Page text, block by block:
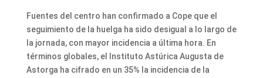
Fuentes del centro han confirmado a Cope que el
seguimiento de la huelga ha sido desigual a lo largo de
la jornada, con mayor incidencia a última hora. En
términos globales, el Instituto Astúrica Augusta de
Astorga ha cifrado en un 35% la incidencia de la